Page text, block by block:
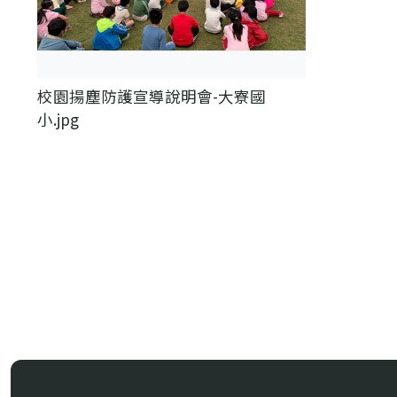
校園揚塵防護宣導說明會-大寮國
小.jpg